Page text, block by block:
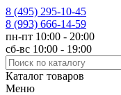
8 (495) 295-10-45
8 (993) 666-14-59
пн-пт 10:00 - 20:00
сб-вс 10:00 - 19:00
Каталог товаров
Меню